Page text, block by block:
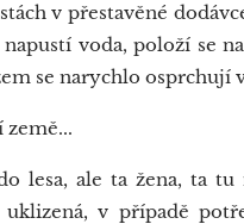
v přestavěné
voda, položí se
se narychlo osprchují
lesa, ale ta žena, ta tu
v případě